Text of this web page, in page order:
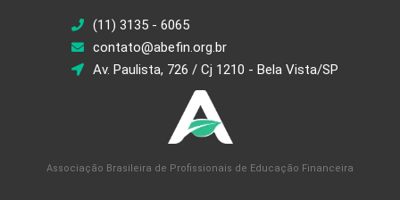
(11) 3135 - 6065
contato@abefin.org.br
Av. Paulista, 726 / Cj 1210 - Bela Vista/SP
Associação Brasileira de Profissionais de Educação Financeira